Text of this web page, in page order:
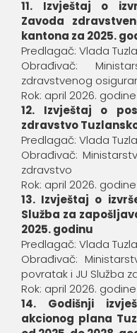
11. Izvještaj o
Zavoda
kantona za 2025.
Predlagač: Vlada
Obrađivač:
zdravstvenog
Rok: april 2026. godine
12. Izvještaj o
zdravstvo
Predlagač: Vlada
Obrađivač:
zdravstvo
Rok: april 2026. godine
13. Izvještaj o
Služba za
2025. godinu
Predlagač: Vlada
Obrađivač:
povratak i JU Služba
Rok: april 2026. godine
14. Godišnji
akcionog plana